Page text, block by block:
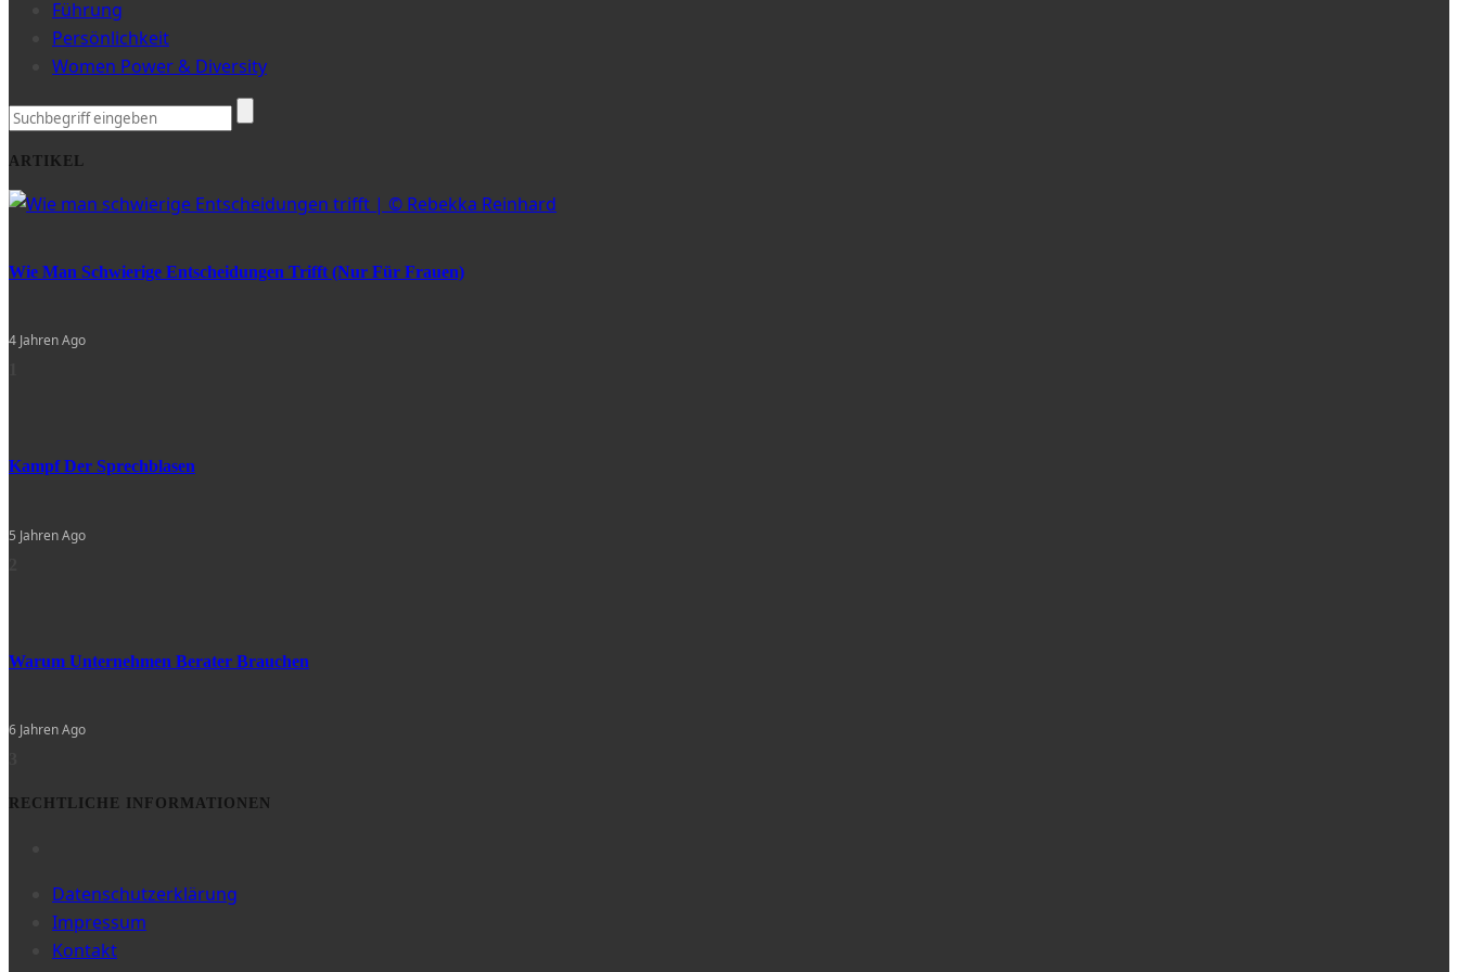
Führung
Persönlichkeit
Women Power & Diversity
ARTIKEL
Wie Man Schwierige Entscheidungen Trifft (nur Für Frauen)
4 Jahren Ago
Kampf Der Sprechblasen
5 Jahren Ago
Warum Unternehmen Berater Brauchen
6 Jahren Ago
RECHTLICHE INFORMATIONEN
Datenschutzerklärung
Impressum
Kontakt